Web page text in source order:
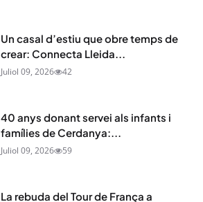
Un casal d’estiu que obre temps de
crear: Connecta Lleida...
Juliol 09, 2026 42
40 anys donant servei als infants i
famílies de Cerdanya:...
Juliol 09, 2026 59
La rebuda del Tour de França a